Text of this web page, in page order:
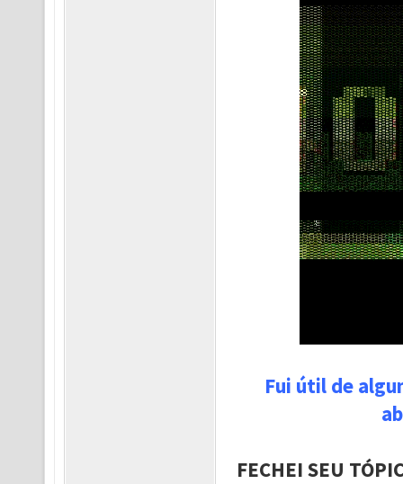
Fui útil de
FECHEI SEU